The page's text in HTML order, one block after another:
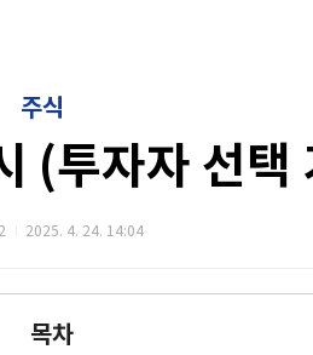
주식
(투자자 선택
2025. 4. 24. 14:04
목차